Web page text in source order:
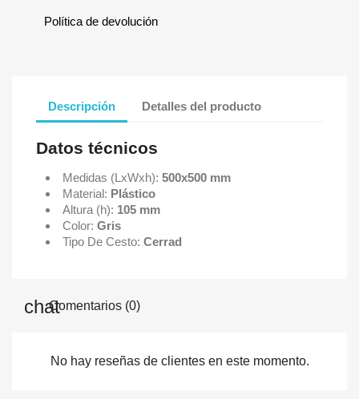
Política de devolución
Descripción Detalles del producto
Datos técnicos
Medidas (LxWxh): 500x500 mm
Material: Plástico
Altura (h): 105 mm
Color: Gris
Tipo De Cesto: Cerrad
Comentarios (0)
No hay reseñas de clientes en este momento.